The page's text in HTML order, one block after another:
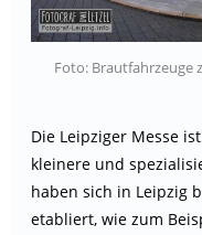
Foto: Brautfahrzeuge
Die Leipziger Messe
kleinere und
haben sich in Leipzig
etabliert, wie zum